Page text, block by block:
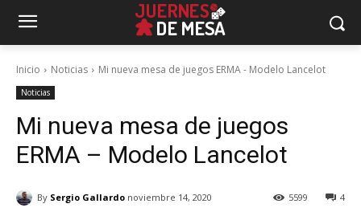
Inicio Noticias Mi nueva mesa de juegos ERMA - Modelo Lancelot
Noticias
Mi nueva mesa de juegos
ERMA – Modelo Lancelot
By Sergio Gallardo noviembre 14, 2020 4
5599